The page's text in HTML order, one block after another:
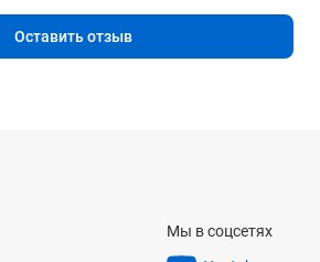
круга - 1°
и влаги
Оставить отзыв
Мы в соцсетях